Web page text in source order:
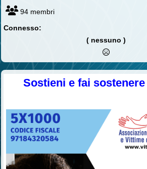
94 membri
Connesso:
( nessuno )
Sostieni e fai